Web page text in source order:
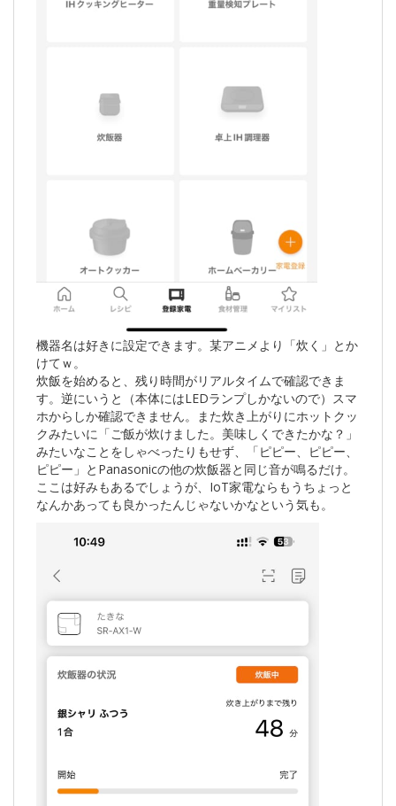
機器名は好きに設定できます。某アニメより「炊く」とか
けてｗ。
炊飯を始めると、残り時間がリアルタイムで確認できま
す。逆にいうと（本体にはLEDランプしかないので）スマ
ホからしか確認できません。また炊き上がりにホットクッ
クみたいに「ご飯が炊けました。美味しくできたかな？」
みたいなことをしゃべったりもせず、「ピピー、ピピー、
ピピー」とPanasonicの他の炊飯器と同じ音が鳴るだけ。
ここは好みもあるでしょうが、IoT家電ならもうちょっと
なんかあっても良かったんじゃないかなという気も。